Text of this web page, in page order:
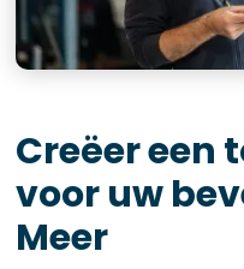
Creëer een
voor uw
Meer